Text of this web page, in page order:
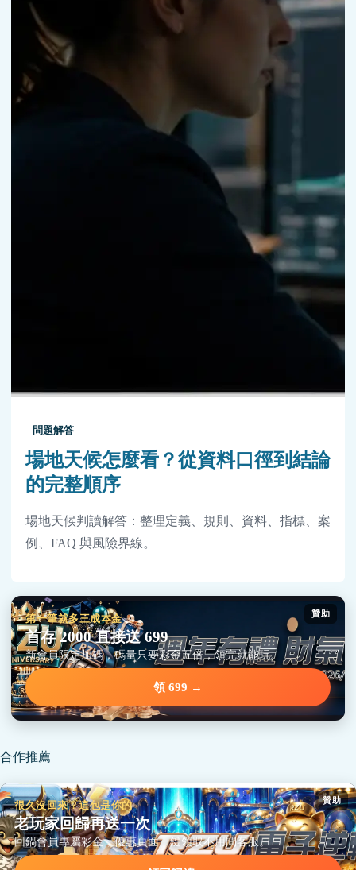
問題解答
場地天候怎麼看？從資料口徑到結論
的完整順序
場地天候判讀解答：整理定義、規則、資料、指標、案
例、FAQ 與風險界線。
贊助
第一筆就多三成本金
首存 2000 直接送 699
新會員限定加碼，碼量只要彩金五倍，領完就能玩。
領 699 →
合作推薦
贊助
很久沒回來？這包是你的
老玩家回歸再送一次
回鍋會員專屬彩金，優惠頁面一鍵領取不用問客服。